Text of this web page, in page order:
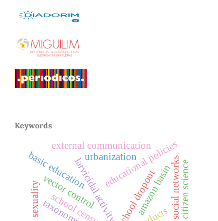
Keywords
vector control
larvicidal activity
school census school dropout
basic education educational policies
external communication
social networkscitizen science
amazon basin
taxonomy
sexuality
urbanization